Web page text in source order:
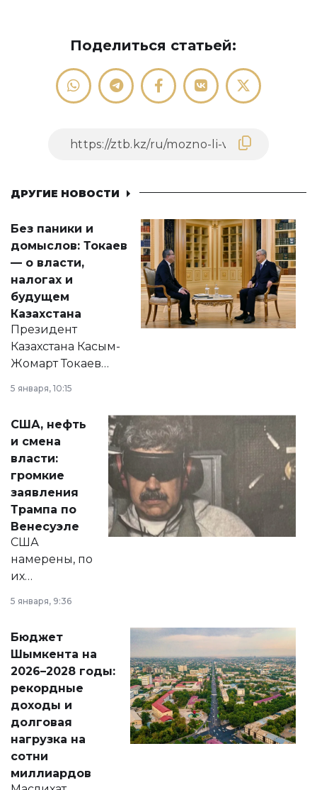
Поделиться статьей:
ДРУГИЕ НОВОСТИ
Без паники и
домыслов: Токаев
— о власти,
налогах и
будущем
Казахстана
Президент
Казахстана Касым-
Жомарт Токаев
сразу несколько
актуальных тем —
от слухов о
политических
реформах до
вопросов армии,
экономики и
личного здоровья.
5 января, 10:15
США, нефть
и смена
власти:
громкие
заявления
Трампа по
Венесуэле
США
намерены, по
их
принести
народу
Венесуэлы.
5 января, 9:36
Бюджет
Шымкента на
2026–2028 годы:
рекордные
доходы и
долговая
нагрузка на
сотни
миллиардов